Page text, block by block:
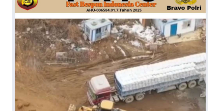
OPINI
PERISTIWA
Informasi
INDEKS
BERITA